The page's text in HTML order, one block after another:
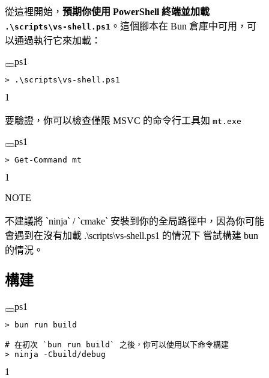
從這裡開始， 預期你使用 PowerShell 終端並加載
.\scripts\vs-shell.ps1 。這個腳本在 Bun 倉庫中可用，可
以通過執行它來加載：
ps1
> .\scripts\vs - shell.ps1
1
要驗證，你可以檢查僅限 MSVC 的命令行工具如 mt.exe
ps1
> Get-Command mt
1
NOTE
不建議將 `ninja` / `cmake` 安裝到你的全局路徑中，因為你可能
會遇到在沒有加載 .\scripts\vs-shell.ps1 的情況下 嘗試構建 bun
的情況。
構建
ps1
> bun run build
# 在初次 `bun run build` 之後，你可以使用以下命令構建
> ninja -Cbuild /debug
1